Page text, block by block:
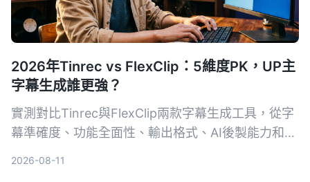
2026年Tinrec vs FlexClip：5維度PK，UP主
字幕生成誰更強？
實測對比Tinrec與FlexClip兩款字幕生成工具，從字
幕準確度、功能全面性、輸出格式、AI後製能力和跨
2026-08-11